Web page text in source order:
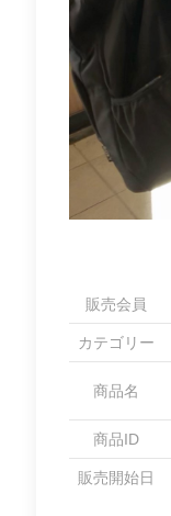
販売会員
カテゴリー
商品名
商品ID
販売開始日